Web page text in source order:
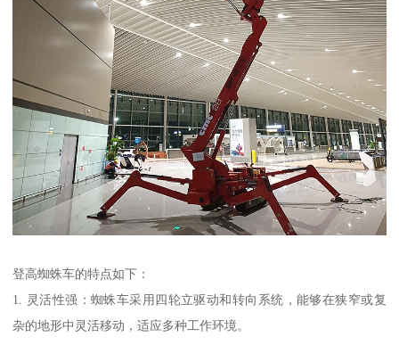
登高蜘蛛车的特点如下：
1. 灵活性强：蜘蛛车采用四轮立驱动和转向系统，能够在狭窄或复
杂的地形中灵活移动，适应多种工作环境。